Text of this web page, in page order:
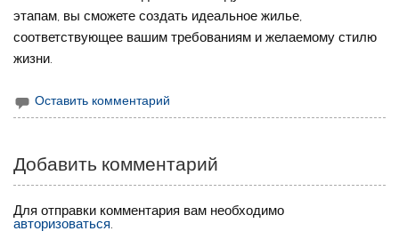
этапам, вы сможете создать идеальное жилье,
соответствующее вашим требованиям и желаемому стилю
жизни.
Оставить комментарий
Добавить комментарий
Для отправки комментария вам необходимо
авторизоваться.